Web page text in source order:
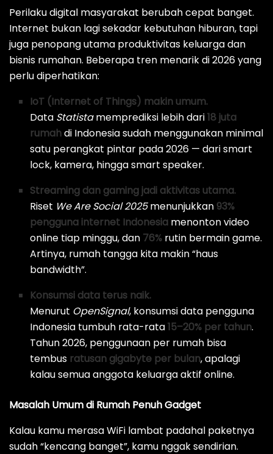
Perilaku digital masyarakat berubah cepat banget.
Internet bukan lagi sekadar kebutuhan hiburan, tapi
juga penopang utama produktivitas keluarga dan
bisnis rumahan. Beberapa tren menarik di 2026 yang
perlu diperhatikan:
IoT (Internet of Things) makin umum.
Data Statistamemprediksi lebih dari18 juta
rumahdi Indonesia sudah menggunakan minimal
satu perangkat pintar pada 2026 — dari smart
lock, kamera, hingga smart speaker.
Streaming dan gaming jadi aktivitas utama.
Riset We Are Social 2025menunjukkan 93%
pengguna internet Indonesia menonton video
online tiap minggu, dan 76% rutin bermain game.
Artinya, rumah tangga kita makin “haus
bandwidth”.
Konsumsi data terus naik.
Menurut OpenSignal, konsumsi data pengguna
Indonesia tumbuh rata-rata15–20% per tahun.
Tahun 2026, penggunaan per rumah bisa
tembus ratusan gigabyte per bulan, apalagi
kalau semua anggota keluarga aktif online.
Masalah Umum di Rumah Penuh Gadget
Kalau kamu merasa WiFi lambat padahal paketnya
sudah “kencang banget”, kamu nggak sendirian.